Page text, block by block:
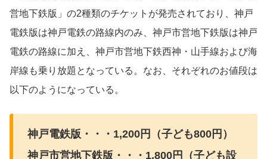
営地下鉄版」の2種類のチケットが発売されており、神戸
電鉄版は神戸電鉄の路線内のみ、神戸市営地下鉄版は神戸
電鉄の路線に加え、神戸市営地下鉄西神・山手線および海
岸線も乗り放題となっている。なお、それぞれのお値段は
以下のようになっている。
神戸電鉄版・・・1,200円（子ども800円）
神戸市営地下鉄版・・・1,800円（子ども設